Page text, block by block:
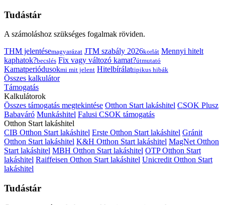
Tudástár
A számoláshoz szükséges fogalmak röviden.
THM jelentésemagyarázat JTM szabály 2026korlát Mennyi hitelt
kaphatok?becslés Fix vagy változó kamat?útmutató
Kamatperiódusokmi mit jelent Hitelbírálattipikus hibák
Összes kalkulátor
Támogatás
Kalkulátorok
Összes támogatás megtekintése Otthon Start lakáshitel CSOK Plusz
Babaváró Munkáshitel Falusi CSOK támogatás
Otthon Start lakáshitel
CIB Otthon Start lakáshitel Erste Otthon Start lakáshitel Gránit
Otthon Start lakáshitel K&H Otthon Start lakáshitel MagNet Otthon
Start lakáshitel MBH Otthon Start lakáshitel OTP Otthon Start
lakáshitel Raiffeisen Otthon Start lakáshitel Unicredit Otthon Start
lakáshitel
Tudástár